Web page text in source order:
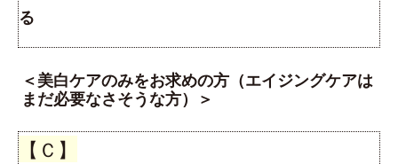
る
＜美白ケアのみをお求めの方（エイジングケアは
まだ必要なさそうな方）＞
【Ｃ】